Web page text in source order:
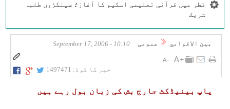
قطر میں قرآنی تعلیمی اسکیم کا آغاز؛ سینکڑوں طلبہ
شریک
بين الاقوامي عمومی 10:10 - September 17, 2006
خبر کا کوڈ: 1497471
پاپ بينیڈكٹ جارج بش كی زبان بول رہے ہیں